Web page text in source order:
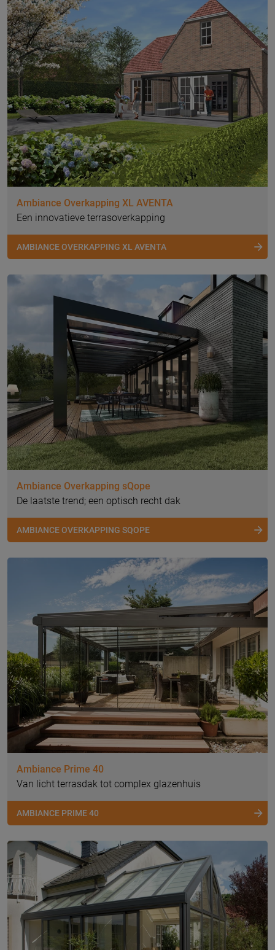
Ambiance Overkapping XL AVENTA
Een innovatieve terrasoverkapping
AMBIANCE OVERKAPPING XL AVENTA
Ambiance Overkapping sQope
De laatste trend; een optisch recht dak
AMBIANCE OVERKAPPING SQOPE
Ambiance Prime 40
Van licht terrasdak tot complex glazenhuis
AMBIANCE PRIME 40